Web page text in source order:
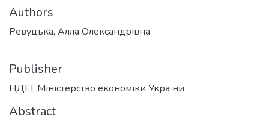
Authors
Ревуцька, Алла Олександрівна
Publisher
НДЕІ, Міністерство економіки України
Abstract